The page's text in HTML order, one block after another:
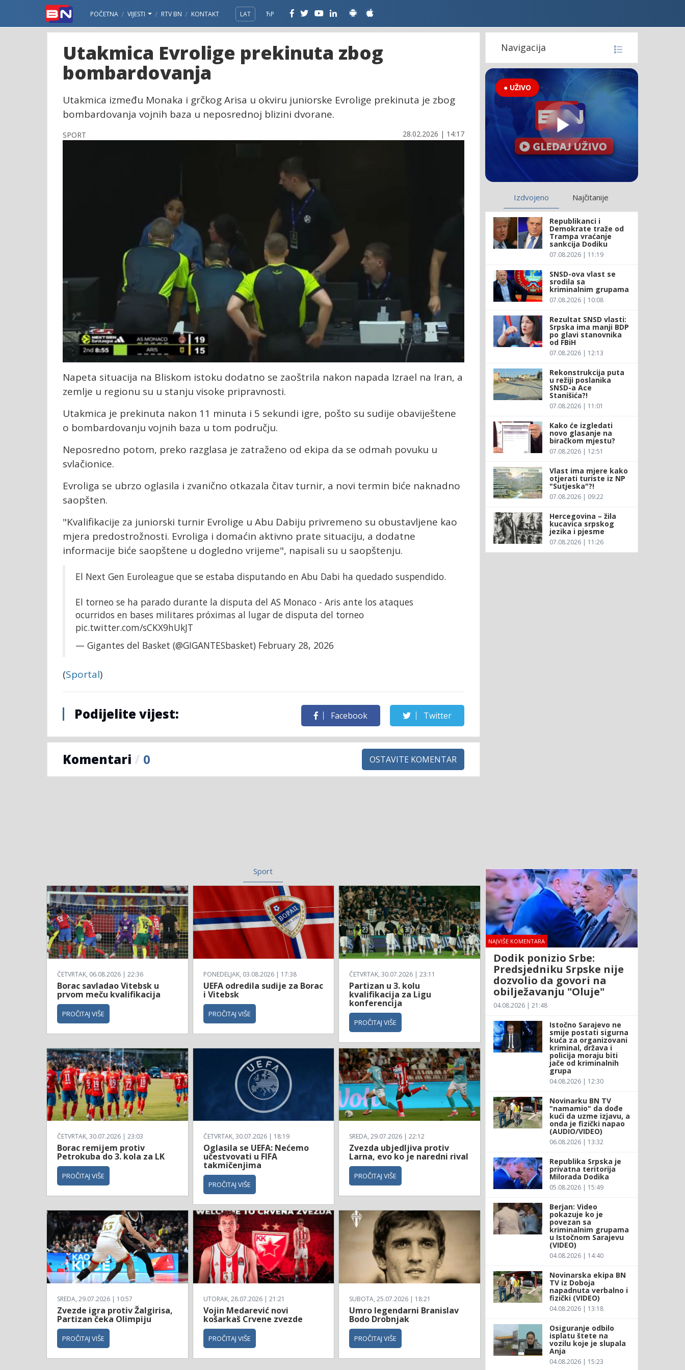
POČETNA VIJESTI RTV BN KONTAKT LAT ЋР
Utakmica Evrolige prekinuta zbog
bombardovanja
Utakmica između Monaka i grčkog Arisa u okviru juniorske Evrolige prekinuta je zbog
bombardovanja vojnih baza u neposrednoj blizini dvorane.
SPORT 28.02.2026 | 14:17
Napeta situacija na Bliskom istoku dodatno se zaoštrila nakon napada Izrael na Iran, a
zemlje u regionu su u stanju visoke pripravnosti.
Utakmica je prekinuta nakon 11 minuta i 5 sekundi igre, pošto su sudije obaviještene
o bombardovanju vojnih baza u tom području.
Neposredno potom, preko razglasa je zatraženo od ekipa da se odmah povuku u
svlačionice.
Evroliga se ubrzo oglasila i zvanično otkazala čitav turnir, a novi termin biće naknadno
saopšten.
"Kvalifikacije za juniorski turnir Evrolige u Abu Dabiju privremeno su obustavljene kao
mjera predostrožnosti. Evroliga i domaćin aktivno prate situaciju, a dodatne
informacije biće saopštene u dogledno vrijeme", napisali su u saopštenju.
El Next Gen Euroleague que se estaba disputando en Abu Dabi ha quedado suspendido.
El torneo se ha parado durante la disputa del AS Monaco - Aris ante los ataques
ocurridos en bases militares próximas al lugar de disputa del torneo
pic.twitter.com/sCKX9hUkJT
— Gigantes del Basket (@GIGANTESbasket) February 28, 2026
(Sportal)
Podijelite vijest: Facebook Twitter
Komentari / 0 OSTAVITE KOMENTAR
Sport
ČETVRTAK, 06.08.2026 | 22:36
Borac savladao Vitebsk u
prvom meču kvalifikacija
PROČITAJ VIŠE
PONEDELJAK, 03.08.2026 | 17:38
UEFA odredila sudije za Borac
i Vitebsk
PROČITAJ VIŠE
ČETVRTAK, 30.07.2026 | 23:11
Partizan u 3. kolu
kvalifikacija za Ligu
konferencija
PROČITAJ VIŠE
ČETVRTAK, 30.07.2026 | 23:03
Borac remijem protiv
Petrokuba do 3. kola za LK
PROČITAJ VIŠE
ČETVRTAK, 30.07.2026 | 18:19
Oglasila se UEFA: Nećemo
učestvovati u FIFA
takmičenjima
PROČITAJ VIŠE
SREDA, 29.07.2026 | 22:12
Zvezda ubjedljiva protiv
Larna, evo ko je naredni rival
PROČITAJ VIŠE
SREDA, 29.07.2026 | 10:57
Zvezde igra protiv Žalgirisa,
Partizan čeka Olimpiju
PROČITAJ VIŠE
UTORAK, 28.07.2026 | 21:21
Vojin Medarević novi
košarkaš Crvene zvezde
PROČITAJ VIŠE
SUBOTA, 25.07.2026 | 18:21
Umro legendarni Branislav
Bodo Drobnjak
PROČITAJ VIŠE
Navigacija
● UŽIVO
Izdvojeno Najčitanije
Republikanci i
Demokrate traže od
Trampa vraćanje
sankcija Dodiku
07.08.2026 | 11:19
SNSD-ova vlast se
srodila sa
kriminalnim grupama
07.08.2026 | 10:08
Rezultat SNSD vlasti:
Srpska ima manji BDP
po glavi stanovnika
od FBiH
07.08.2026 | 12:13
Rekonstrukcija puta
u režiji poslanika
SNSD-a Ace
Stanišića?!
07.08.2026 | 11:01
Kako će izgledati
novo glasanje na
biračkom mjestu?
07.08.2026 | 12:51
Vlast ima mjere kako
otjerati turiste iz NP
"Sutjeska"?!
07.08.2026 | 09:22
Hercegovina – žila
kucavica srpskog
jezika i pjesme
07.08.2026 | 11:26
NAJVIŠE KOMENTARA
Dodik ponizio Srbe:
Predsjedniku Srpske nije
dozvolio da govori na
obilježavanju "Oluje"
04.08.2026 | 21:48
Istočno Sarajevo ne
smije postati sigurna
kuća za organizovani
kriminal, država i
policija moraju biti
jače od kriminalnih
grupa
04.08.2026 | 12:30
Novinarku BN TV
"namamio" da dođe
kući da uzme izjavu, a
onda je fizički napao
(AUDIO/VIDEO)
06.08.2026 | 13:32
Republika Srpska je
privatna teritorija
Milorada Dodika
05.08.2026 | 15:49
Berjan: Video
pokazuje ko je
povezan sa
kriminalnim grupama
u Istočnom Sarajevu
(VIDEO)
04.08.2026 | 14:40
Novinarska ekipa BN
TV iz Doboja
napadnuta verbalno i
fizički (VIDEO)
04.08.2026 | 13:18
Osiguranje odbilo
isplatu štete na
vozilu koje je slupala
Anja
04.08.2026 | 15:23